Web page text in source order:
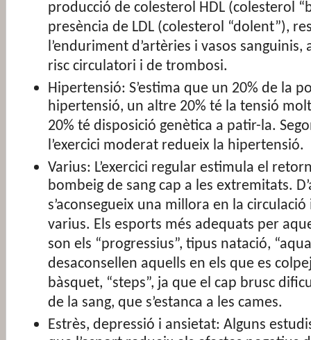
producció de colesterol HDL (colesterol
presència de LDL (colesterol “dolent”),
l’enduriment d’artèries i vasos
risc circulatori i de trombosi.
Hipertensió: S’estima que un 20% de la
hipertensió, un altre 20% té la tensió
20% té disposició genètica a patir-la.
l’exercici moderat redueix la hipertensió.
Varius: L’exercici regular estimula el
bombeig de sang cap a les extremitats.
s’aconsegueix una millora en la circulació
varius. Els esports més adequats per
son els “progressius”, tipus natació,
desaconsellen aquells en els que es
bàsquet, “steps”, ja que el cap brusc
de la sang, que s’estanca a les cames.
Estrès, depressió i ansietat: Alguns